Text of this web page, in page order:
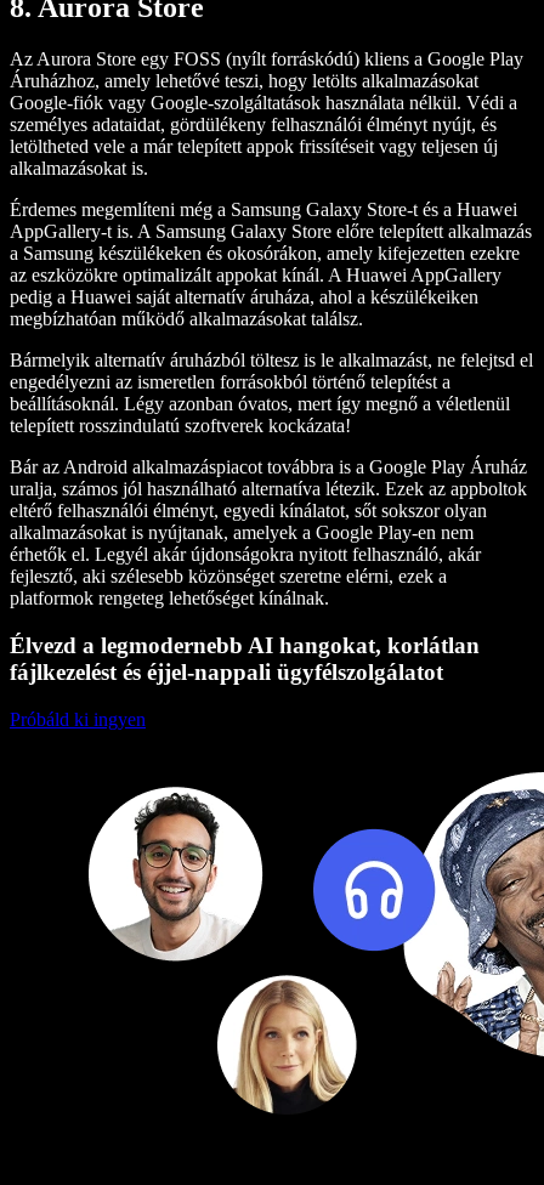
8. Aurora Store
Az Aurora Store egy FOSS (nyílt forráskódú) kliens a Google Play
Áruházhoz, amely lehetővé teszi, hogy letölts alkalmazásokat
Google-fiók vagy Google-szolgáltatások használata nélkül. Védi a
személyes adataidat, gördülékeny felhasználói élményt nyújt, és
letöltheted vele a már telepített appok frissítéseit vagy teljesen új
alkalmazásokat is.
Érdemes megemlíteni még a Samsung Galaxy Store-t és a Huawei
AppGallery-t is. A Samsung Galaxy Store előre telepített alkalmazás
a Samsung készülékeken és okosórákon, amely kifejezetten ezekre
az eszközökre optimalizált appokat kínál. A Huawei AppGallery
pedig a Huawei saját alternatív áruháza, ahol a készülékeiken
megbízhatóan működő alkalmazásokat találsz.
Bármelyik alternatív áruházból töltesz is le alkalmazást, ne felejtsd el
engedélyezni az ismeretlen forrásokból történő telepítést a
beállításoknál. Légy azonban óvatos, mert így megnő a véletlenül
telepített rosszindulatú szoftverek kockázata!
Bár az Android alkalmazáspiacot továbbra is a Google Play Áruház
uralja, számos jól használható alternatíva létezik. Ezek az appboltok
eltérő felhasználói élményt, egyedi kínálatot, sőt sokszor olyan
alkalmazásokat is nyújtanak, amelyek a Google Play-en nem
érhetők el. Legyél akár újdonságokra nyitott felhasználó, akár
fejlesztő, aki szélesebb közönséget szeretne elérni, ezek a
platformok rengeteg lehetőséget kínálnak.
Élvezd a legmodernebb AI hangokat, korlátlan
fájlkezelést és éjjel-nappali ügyfélszolgálatot
Próbáld ki ingyen